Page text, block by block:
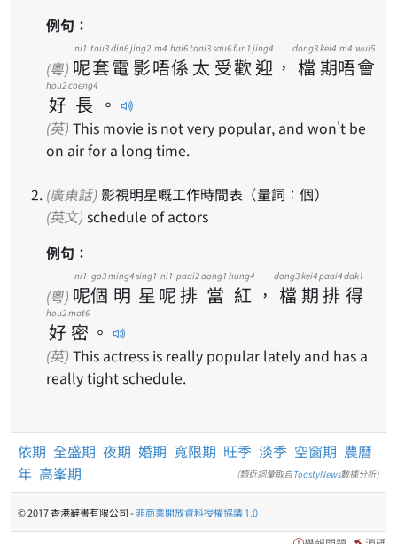
例句：
(粵) 呢
ni1
套
tou3
電
din6
影
jing2
唔
m4
係
hai6
太
taai3
受
sau6
歡
fun1
迎
jing4
， 檔
dong3
期
kei4
唔
m4
會
wui5
好
hou2
長
coeng4
。
(英) This movie is not very popular, and won't be
on air for a long time.
(廣東話) 影視明星嘅工作時間表（量詞：個）
(英文) schedule of actors
例句：
(粵) 呢
ni1
個
go3
明
ming4
星
sing1
呢
ni1
排
paai2
當
dong1
紅
hung4
， 檔
dong3
期
kei4
排
paai4
得
dak1
好
hou2
密
mat6
。
(英) This actress is really popular lately and has a
really tight schedule.
依期 全盛期 夜期 婚期 寬限期 旺季 淡季 空窗期 農曆
年 高峯期 (類近詞彙取自ToastyNews數據分析)
© 2017 香港辭書有限公司 -非商業開放資料授權協議 1.0